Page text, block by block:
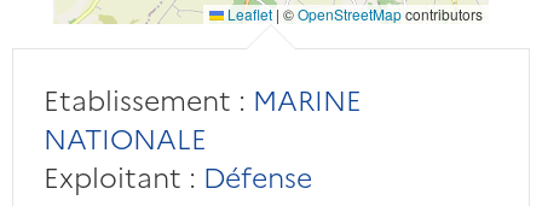
Leaflet | ©OpenStreetMapcontributors
Etablissement : MARINE
NATIONALE
Exploitant : Défense